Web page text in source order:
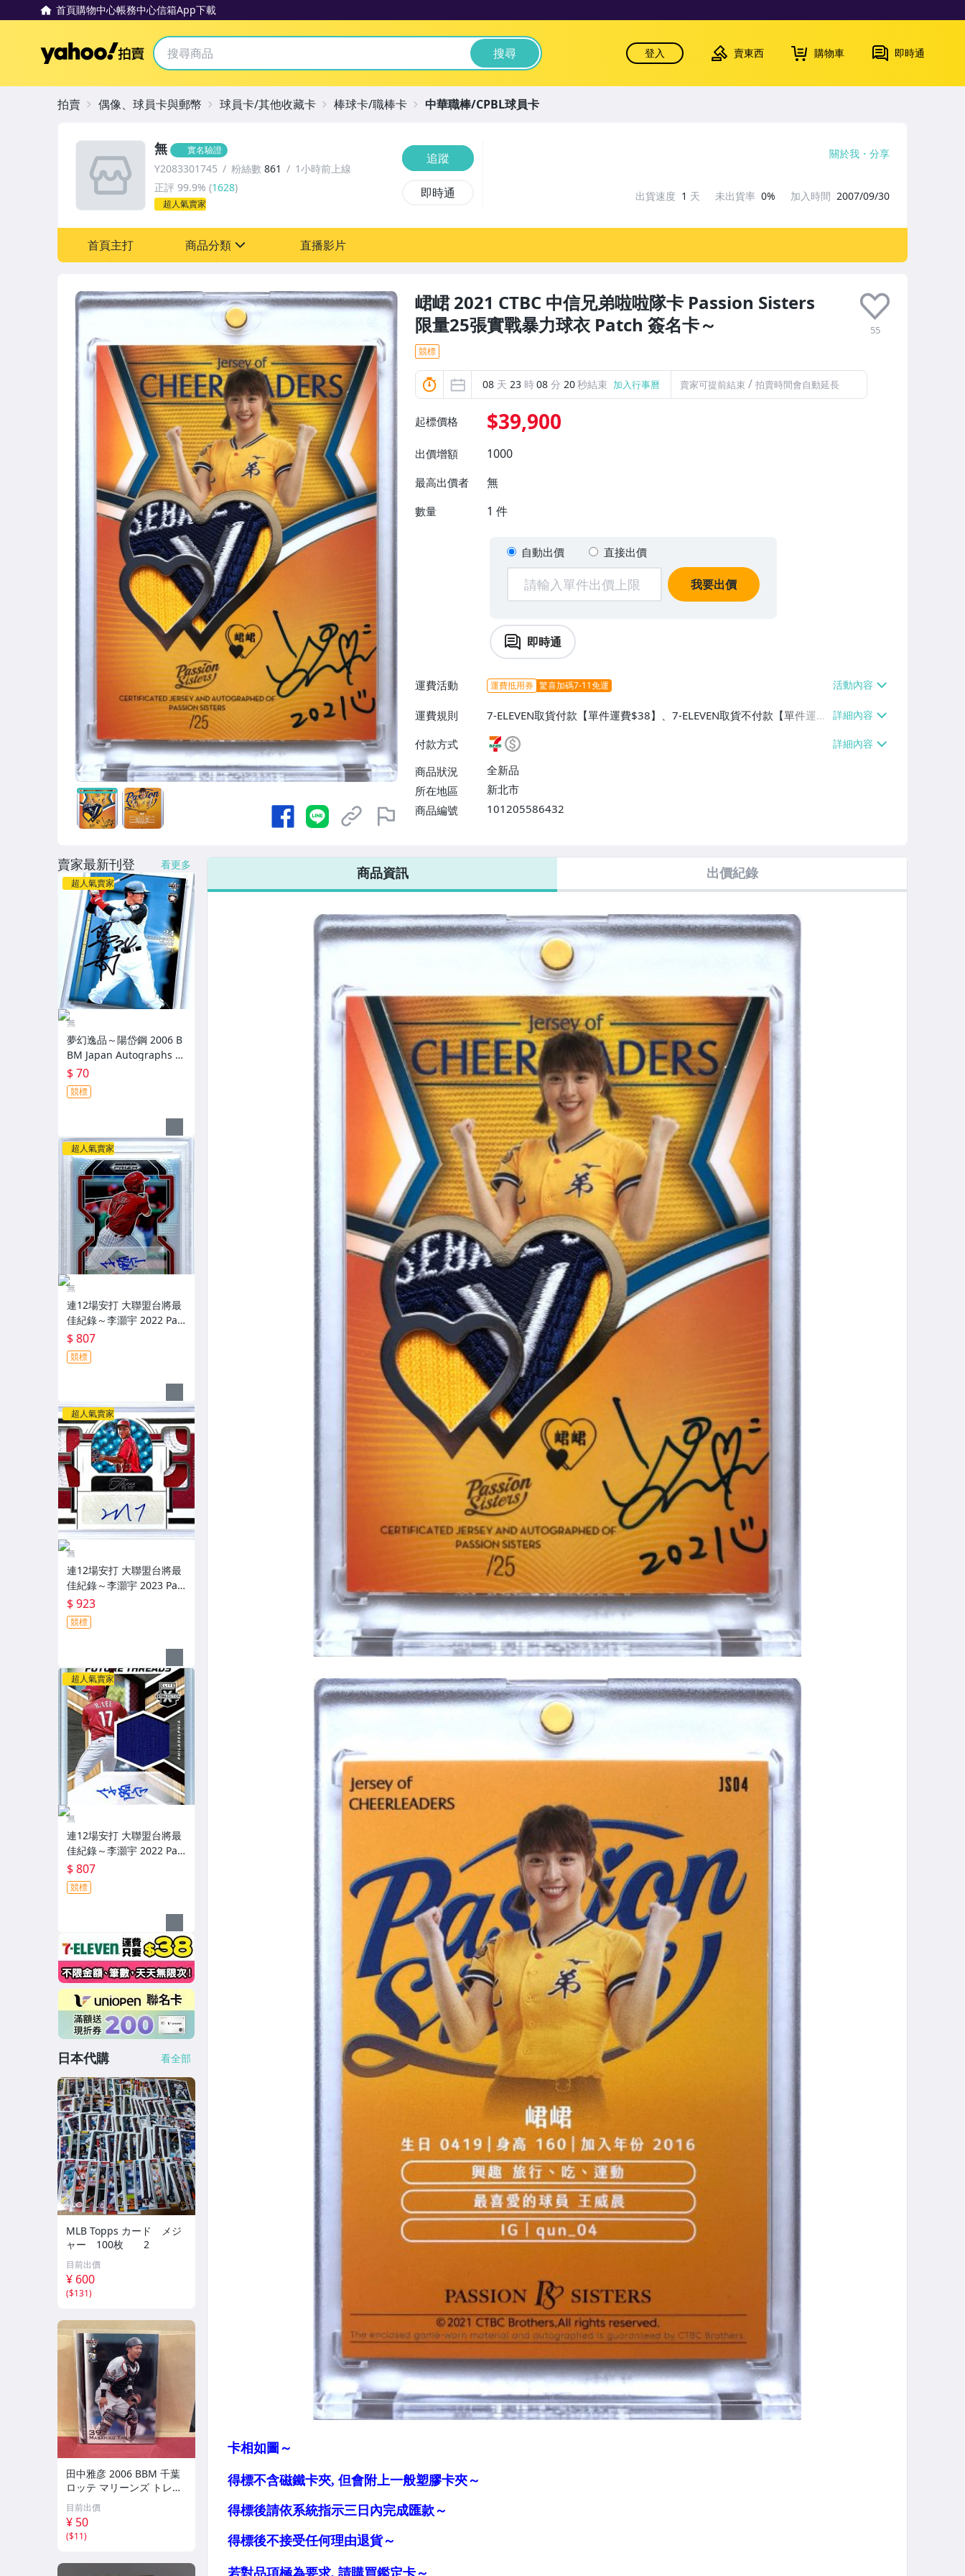
首頁購物中心帳務中心信箱App下載
Yahoo拍賣 搜尋 登入 賣東西 購物車 即時通
峮峮 2021 CTBC 中信兄弟啦啦隊卡 Passion Sisters
限量25張實戰暴力球衣 Patch 簽名卡～
55
競標
08 天 23 時08 分 18秒結束 加入行事曆 賣家可提前結束 / 拍賣時間會自動延長
起標價格 $39,900
出價增額 1000
最高出價者 無
數量 1 件
自動出價 直接出價
我要出價
即時通
運費活動 運費抵用券 驚喜加碼7-11免運
運費規則
7-ELEVEN取貨付款【單件運費$38】、7-ELEVEN取貨不付款【單件運費
$38】、郵局掛號【單件運費$60、滿20件或消費滿$50000免運費】
付款方式
商品狀況
全新品
所在地區
新北市
商品編號
101205586432
不限金額、筆數，筆筆優惠無限次！
無 實名驗證
Y2083301745 粉絲數 861
1小時前上線
正評 99.9% (1628)
超人氣賣家
追蹤
即時通
關於我 分享
出貨速度 1 天 未出貨率 0% 加入時間 2007/09/30
首頁主打 商品分類
玩具、模型與公仔
偶像、球員卡與郵幣
直播影片
拍賣 偶像、球員卡與郵幣 球員卡/其他收藏卡 棒球卡/職棒卡 中華職棒/CPBL球員卡
商品資訊 出價紀錄
賣家最新刊登 看更多
超人氣賣家
無
夢幻逸品～陽岱鋼 2006 B
BM Japan Autographs 新
人配布簽名卡 加蓋BBM鋼
印 RC～
$ 70
競標
超人氣賣家
無
連12場安打 大聯盟台將最
佳紀錄～李灝宇 2022 Pan
ini Prizm Draft Picks 亮面
新人簽名鑑定卡 RC PSA 9
～
$ 807
競標
超人氣賣家
無
連12場安打 大聯盟台將最
佳紀錄～李灝宇 2023 Pan
ini Three And Two 限量2
5張新人原封四球衣簽名卡
Patch～
$ 923
競標
超人氣賣家
無
連12場安打 大聯盟台將最
佳紀錄～李灝宇 2022 Pan
ini Elite Extra Edition 實
戰球衣簽名卡～
$ 807
競標
日本代購 看全部
MLB Topps カード メジ
ャー 100枚 2
目前出價
¥ 600
($131)
田中雅彦 2006 BBM 千葉
ロッテ マリーンズ トレカ
プロ野球 カード M37 スポ
ーツ アスリート トレーデ
ィングカード NPB
目前出價
¥ 50
($11)